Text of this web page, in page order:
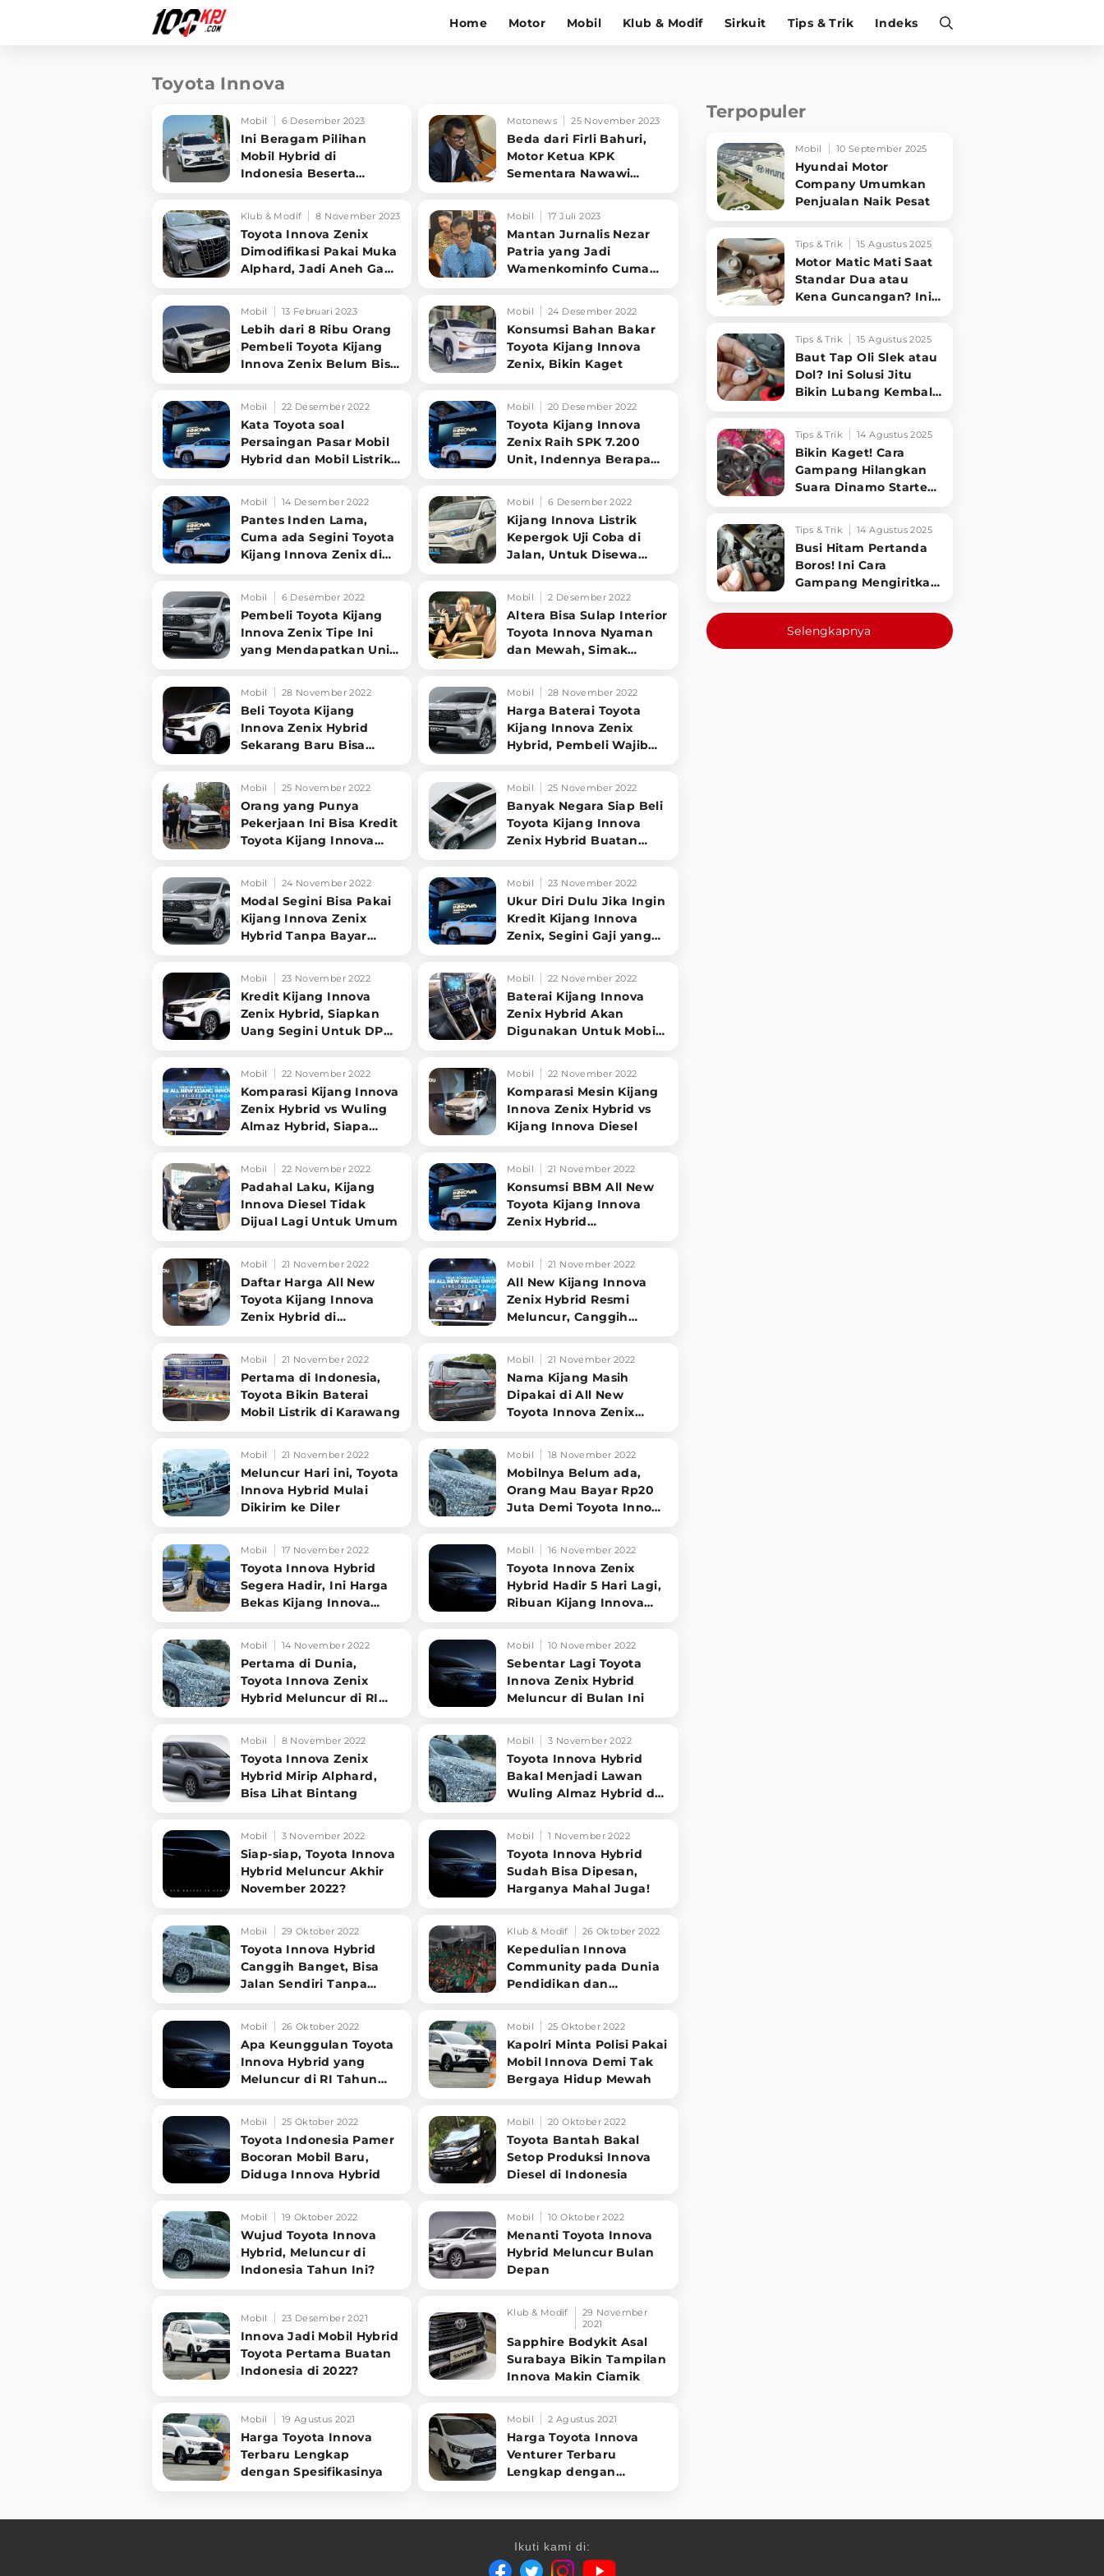
Home Motor Mobil Klub & Modif Sirkuit Tips & Trik Indeks
Toyota Innova
Mobil 6 Desember 2023
Ini Beragam Pilihan
Mobil Hybrid di
Indonesia Beserta
Motonews 25 November 2023
Beda dari Firli Bahuri,
Motor Ketua KPK
Sementara Nawawi
Beat dan Mobil Ini
Klub & Modif 8 November 2023
Toyota Innova Zenix
Dimodifikasi Pakai Muka
Alphard, Jadi Aneh Gak
Mobil 17 Juli 2023
Mantan Jurnalis Nezar
Patria yang Jadi
Wamenkominfo Cuma
Mobil 13 Februari 2023
Lebih dari 8 Ribu Orang
Pembeli Toyota Kijang
Innova Zenix Belum Bisa
Mobil 24 Desember 2022
Konsumsi Bahan Bakar
Toyota Kijang Innova
Zenix, Bikin Kaget
Mobil 22 Desember 2022
Kata Toyota soal
Persaingan Pasar Mobil
Hybrid dan Mobil Listrik
Mobil 20 Desember 2022
Toyota Kijang Innova
Zenix Raih SPK 7.200
Unit, Indennya Berapa
Mobil 14 Desember 2022
Pantes Inden Lama,
Cuma ada Segini Toyota
Kijang Innova Zenix di
Mobil 6 Desember 2022
Kijang Innova Listrik
Kepergok Uji Coba di
Jalan, Untuk Disewa
Mobil 6 Desember 2022
Pembeli Toyota Kijang
Innova Zenix Tipe Ini
yang Mendapatkan Unit
Mobil 2 Desember 2022
Altera Bisa Sulap Interior
Toyota Innova Nyaman
dan Mewah, Simak
Mobil 28 November 2022
Beli Toyota Kijang
Innova Zenix Hybrid
Sekarang Baru Bisa
Mobil 28 November 2022
Harga Baterai Toyota
Kijang Innova Zenix
Hybrid, Pembeli Wajib
Mobil 25 November 2022
Orang yang Punya
Pekerjaan Ini Bisa Kredit
Toyota Kijang Innova
Mobil 25 November 2022
Banyak Negara Siap Beli
Toyota Kijang Innova
Zenix Hybrid Buatan
Mobil 24 November 2022
Modal Segini Bisa Pakai
Kijang Innova Zenix
Hybrid Tanpa Bayar
Mobil 23 November 2022
Ukur Diri Dulu Jika Ingin
Kredit Kijang Innova
Zenix, Segini Gaji yang
Mobil 23 November 2022
Kredit Kijang Innova
Zenix Hybrid, Siapkan
Uang Segini Untuk DP
Mobil 22 November 2022
Baterai Kijang Innova
Zenix Hybrid Akan
Digunakan Untuk Mobil
Mobil 22 November 2022
Komparasi Kijang Innova
Zenix Hybrid vs Wuling
Almaz Hybrid, Siapa
Mobil 22 November 2022
Komparasi Mesin Kijang
Innova Zenix Hybrid vs
Kijang Innova Diesel
Mobil 22 November 2022
Padahal Laku, Kijang
Innova Diesel Tidak
Dijual Lagi Untuk Umum
Mobil 21 November 2022
Konsumsi BBM All New
Toyota Kijang Innova
Zenix Hybrid
Mobil 21 November 2022
Daftar Harga All New
Toyota Kijang Innova
Zenix Hybrid di
Mobil 21 November 2022
All New Kijang Innova
Zenix Hybrid Resmi
Meluncur, Canggih
Mobil 21 November 2022
Pertama di Indonesia,
Toyota Bikin Baterai
Mobil Listrik di Karawang
Mobil 21 November 2022
Nama Kijang Masih
Dipakai di All New
Toyota Innova Zenix
Mobil 21 November 2022
Meluncur Hari ini, Toyota
Innova Hybrid Mulai
Dikirim ke Diler
Mobil 18 November 2022
Mobilnya Belum ada,
Orang Mau Bayar Rp20
Juta Demi Toyota Innova
Mobil 17 November 2022
Toyota Innova Hybrid
Segera Hadir, Ini Harga
Bekas Kijang Innova
Mobil 16 November 2022
Toyota Innova Zenix
Hybrid Hadir 5 Hari Lagi,
Ribuan Kijang Innova
Mobil 14 November 2022
Pertama di Dunia,
Toyota Innova Zenix
Hybrid Meluncur di RI
Mobil 10 November 2022
Sebentar Lagi Toyota
Innova Zenix Hybrid
Meluncur di Bulan Ini
Mobil 8 November 2022
Toyota Innova Zenix
Hybrid Mirip Alphard,
Bisa Lihat Bintang
Mobil 3 November 2022
Toyota Innova Hybrid
Bakal Menjadi Lawan
Wuling Almaz Hybrid di
Mobil 3 November 2022
Siap-siap, Toyota Innova
Hybrid Meluncur Akhir
November 2022?
Mobil 1 November 2022
Toyota Innova Hybrid
Sudah Bisa Dipesan,
Harganya Mahal Juga!
Mobil 29 Oktober 2022
Toyota Innova Hybrid
Canggih Banget, Bisa
Jalan Sendiri Tanpa
Klub & Modif 26 Oktober 2022
Kepedulian Innova
Community pada Dunia
Pendidikan dan
Mobil 26 Oktober 2022
Apa Keunggulan Toyota
Innova Hybrid yang
Meluncur di RI Tahun
Mobil 25 Oktober 2022
Kapolri Minta Polisi Pakai
Mobil Innova Demi Tak
Bergaya Hidup Mewah
Mobil 25 Oktober 2022
Toyota Indonesia Pamer
Bocoran Mobil Baru,
Diduga Innova Hybrid
Mobil 20 Oktober 2022
Toyota Bantah Bakal
Setop Produksi Innova
Diesel di Indonesia
Mobil 19 Oktober 2022
Wujud Toyota Innova
Hybrid, Meluncur di
Indonesia Tahun Ini?
Mobil 10 Oktober 2022
Menanti Toyota Innova
Hybrid Meluncur Bulan
Depan
Mobil 23 Desember 2021
Innova Jadi Mobil Hybrid
Toyota Pertama Buatan
Indonesia di 2022?
Klub & Modif
29 November
2021
Sapphire Bodykit Asal
Surabaya Bikin Tampilan
Innova Makin Ciamik
Mobil 19 Agustus 2021
Harga Toyota Innova
Terbaru Lengkap
dengan Spesifikasinya
Mobil 2 Agustus 2021
Harga Toyota Innova
Venturer Terbaru
Lengkap dengan
Terpopuler
Mobil 10 September 2025
Hyundai Motor
Company Umumkan
Penjualan Naik Pesat
Tips & Trik 15 Agustus 2025
Motor Matic Mati Saat
Standar Dua atau
Kena Guncangan? Ini
Tips & Trik 15 Agustus 2025
Baut Tap Oli Slek atau
Dol? Ini Solusi Jitu
Bikin Lubang Kembali
Tips & Trik 14 Agustus 2025
Bikin Kaget! Cara
Gampang Hilangkan
Suara Dinamo Starter
Dimatikan!
Tips & Trik 14 Agustus 2025
Busi Hitam Pertanda
Boros! Ini Cara
Gampang Mengiritkan
Lebih Irit!
Selengkapnya
Ikuti kami di: